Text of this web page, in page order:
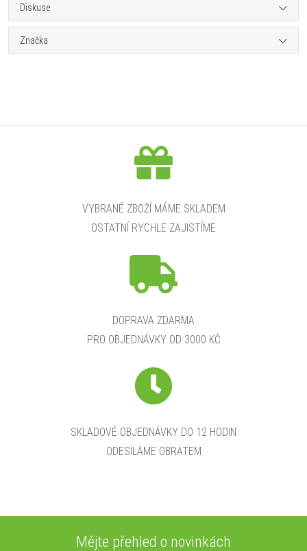
Diskuse
Značka
VYBRANÉ ZBOŽÍ MÁME SKLADEM
OSTATNÍ RYCHLE ZAJISTÍME
DOPRAVA ZDARMA
PRO OBJEDNÁVKY OD 3000 KČ
SKLADOVÉ OBJEDNÁVKY DO 12 HODIN
ODESÍLÁME OBRATEM
Mějte přehled o novinkách